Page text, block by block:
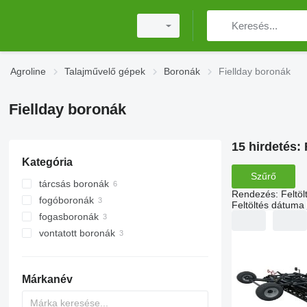
Agroline Talajművelő gépek Boronák Fiellday boronák
Fiellday boronák
Kategória
tárcsás boronák
fogóboronák
fogasboronák
vontatott boronák
Márkanév
15 hirdetés:
Szűrő
Rendezés:
Feltöltés dátuma